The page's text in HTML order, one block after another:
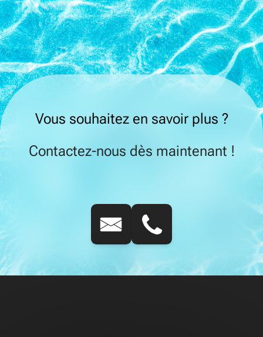
Vous souhaitez en savoir plus ?
Contactez-nous dès maintenant !